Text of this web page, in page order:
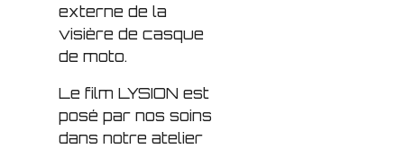
externe de la
visière de casque
de moto.
Le film LYSION est
posé par nos soins
dans notre atelier